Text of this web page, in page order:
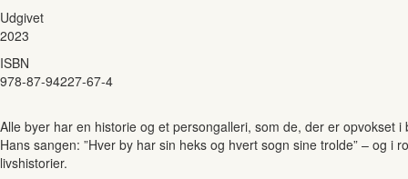
Udgivet
2023
ISBN
978-87-94227-67-4
Alle byer har en historie og et persongalleri, som de, der er opvokset
Hans sangen: ”Hver by har sin heks og hvert sogn sine trolde” – og
livshistorier.